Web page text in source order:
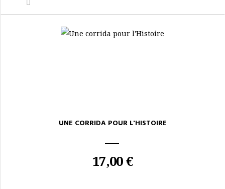
UNE CORRIDA POUR L'HISTOIRE
17,00 €